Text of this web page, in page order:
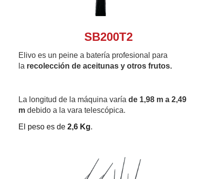
SB200T2
Elivo es un peine a batería profesional para
la recolección de aceitunas y otros frutos.
La longitud de la máquina varía de 1,98 m a 2,49
mdebido a la vara telescópica.
El peso es de 2,6 Kg.